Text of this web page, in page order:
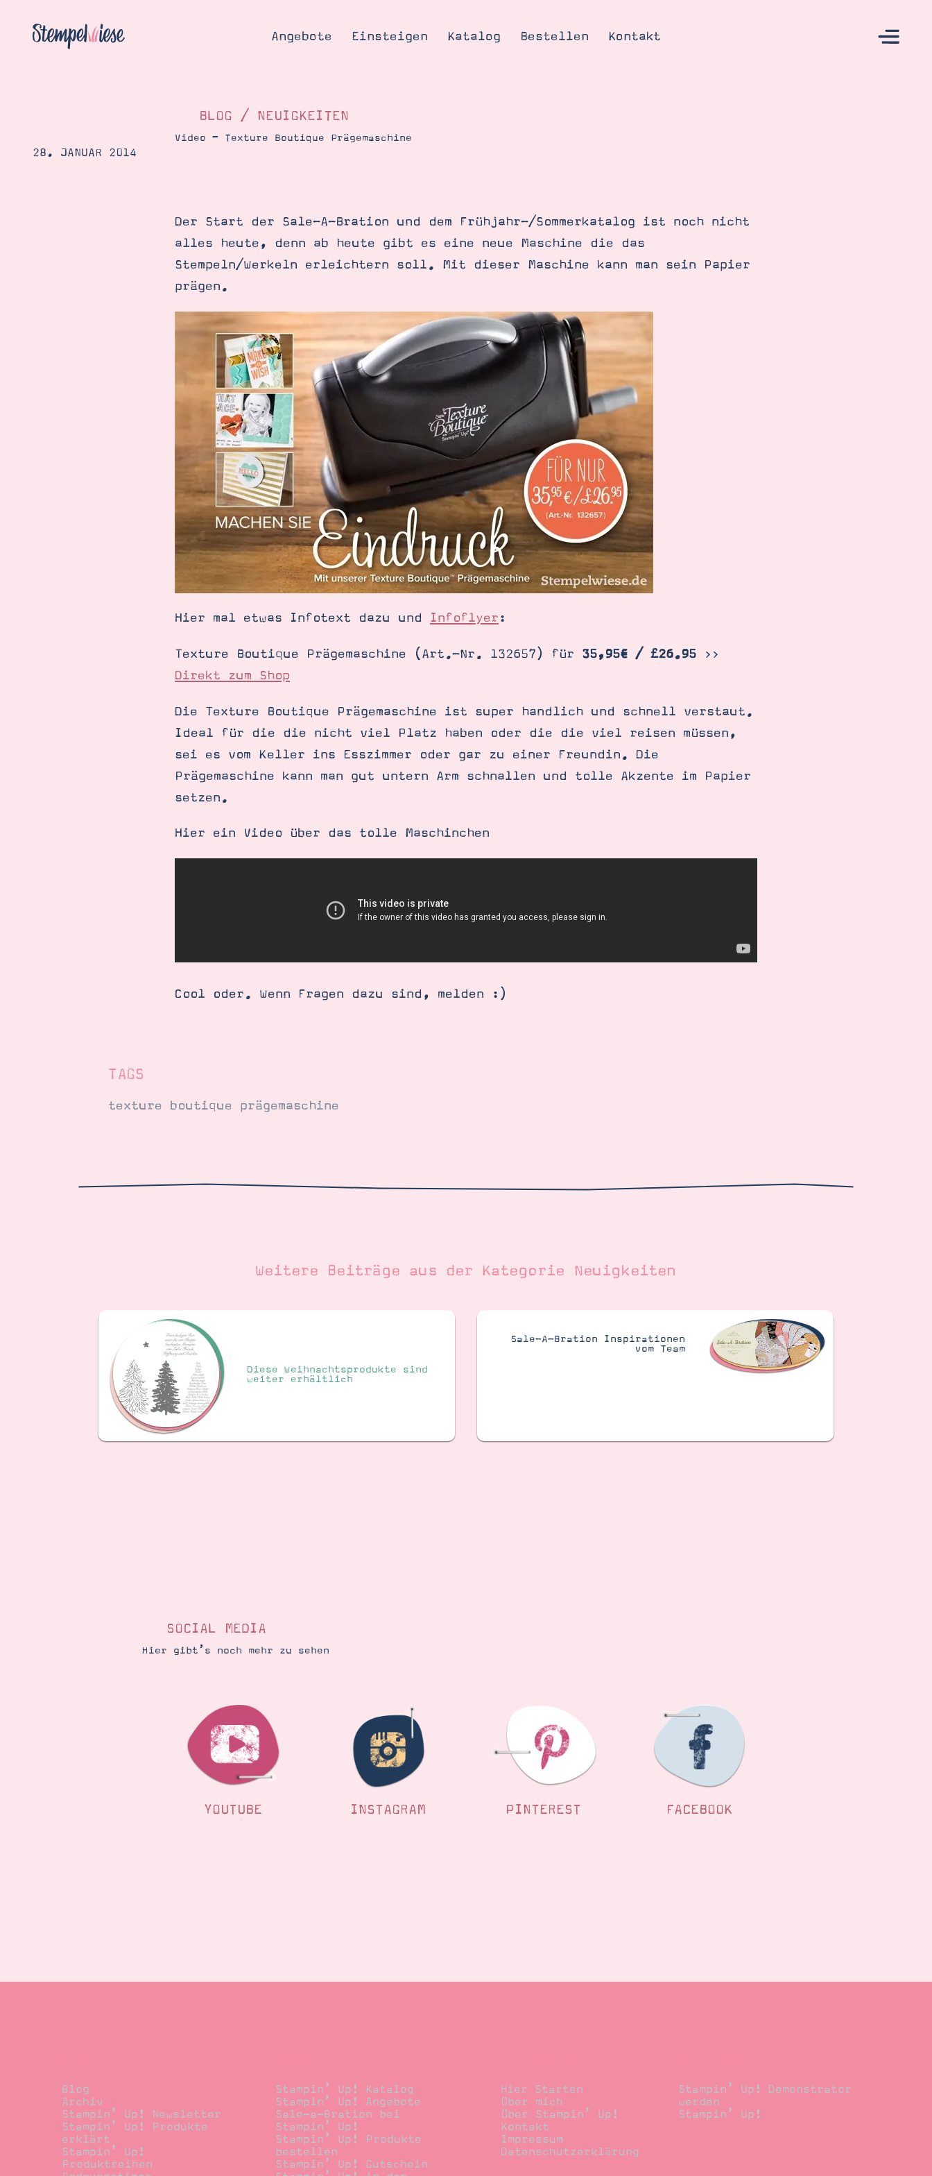
Angebote Einsteigen Katalog Bestellen Kontakt
Blog
Gutscheine
Produkte erklärt
Datenschutz
SUCHE
BLOG / NEUIGKEITEN
Video – Texture Boutique Prägemaschine
28. JANUAR 2014
Der Start der Sale-A-Bration und dem Frühjahr-/Sommerkatalog ist noch nicht
alles heute, denn ab heute gibt es eine neue Maschine die das
Stempeln/Werkeln erleichtern soll. Mit dieser Maschine kann man sein Papier
prägen.
Hier mal etwas Infotext dazu und Infoflyer:
Texture Boutique Prägemaschine (Art.-Nr. 132657) für 35,95€ / £26.95 >>
Direkt zum Shop
Die Texture Boutique Prägemaschine ist super handlich und schnell verstaut.
Ideal für die die nicht viel Platz haben oder die die viel reisen müssen,
sei es vom Keller ins Esszimmer oder gar zu einer Freundin. Die
Prägemaschine kann man gut untern Arm schnallen und tolle Akzente im Papier
setzen.
Hier ein Video über das tolle Maschinchen
Cool oder. Wenn Fragen dazu sind, melden :)
TAGS
texture boutique prägemaschine
Weitere Beiträge aus der Kategorie Neuigkeiten
Diese Weihnachtsprodukte sind
weiter erhältlich
Sale-A-Bration Inspirationen
vom Team
SOCIAL MEDIA
Hier gibt’s noch mehr zu sehen
YOUTUBE INSTAGRAM PINTEREST FACEBOOK
Blog
Archiv
Stampin’ Up! Newsletter
Stampin’ Up! Produkte
erklärt
Stampin’ Up!
Produktreihen
Stampin’ Up! Katalog
Stampin’ Up! Angebote
Sale-a-Bration bei
Stampin’ Up!
Stampin’ Up! Produkte
bestellen
Stampin’ Up! Gutschein
Hier Starten
Über mich
Über Stampin’ Up!
Kontakt
Impressum
Datenschutzerklärung
Stampin’ Up! Demonstrator
werden
Stampin’ Up!